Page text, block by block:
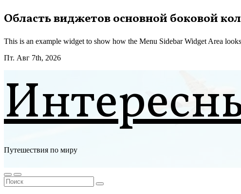
Перейти
к
Область виджетов основной боковой
This is an example widget to show how the Menu Sidebar Widget Area
Пт. Авг 7th, 2026
Путешествия по миру